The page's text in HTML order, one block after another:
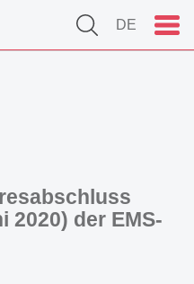
DE
2020) der EMS-